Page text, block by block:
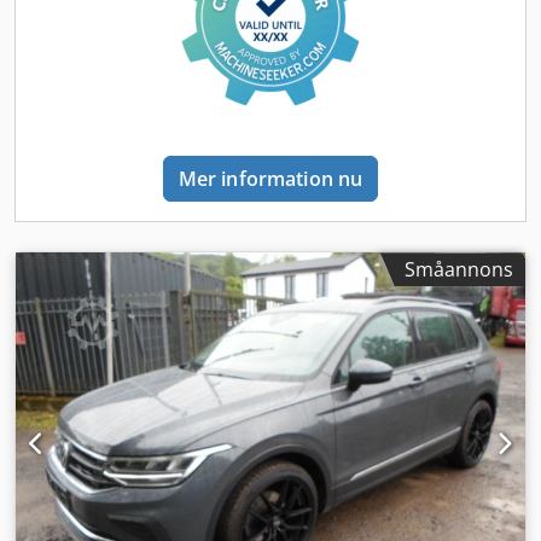
Cjdpfx Asyr A Aksh Tsrf Ytterligare utrustning: Airbag
förare/passagerare, drivtyp: fyrhjulsdrift, ljudsystem Audio
20 (med touchpad), stötfångarsteg bak, elektriskt
justerbara och uppvärmda ytterspeglar, båda, design- och
utrustningslinje Progressive, el-sats för dragkrok,
(körlägesväljare), körassistanssystem: aktiv
bromsassistans, körassistanssystem: aktiv
körassistanssystem: start i backe-hjälp,
körassistanssystem: trafikskyltigenkänning, fordonets
inställningar (onlinetjänster / appar), elhissar fram och
bak, vindruta med bandfilter upptill, bakruta med värme,
invändig spegel med automatisk avbländning, Isofix-fästen
för barnstol på baksäte, kaross/chassi: flak, dubbelhytt,
klimatautomatik (Thermotronik), knäairbag på förarsidan,
komfortchassi (Agility Control), kommunikationsmodul (LTE)
förberedelse Mercedes me connect, huvudairbagsystem
(windowbag), multifunktionsratt, lättmetallfälgar,
Mercedes-Benz nödsystem, metallic-lack, motor 3,0 l – 190
Mer information nu
Småannons